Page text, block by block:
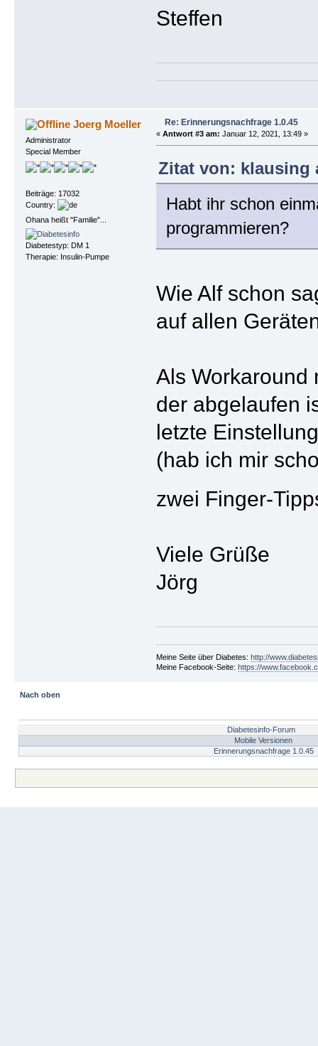
Steffen
Joerg Moeller
Administrator
Special Member
Beiträge: 17032
Country:
Ohana heißt "Familie"...
Diabetestyp: DM 1
Therapie: Insulin-Pumpe
Re: Erinnerungsnachfrage 1.0.45
« Antwort #3 am: Januar 12, 2021, 13:49 »
Zitat von: klausing
Habt ihr schon
programmieren?
Wie Alf schon
auf allen
Als Workaround
der abgelaufen
letzte
(hab ich mir
zwei Finger-
Viele Grüße
Jörg
Meine Seite über Diabetes: http://
Meine Facebook-Seite: https://
Nach oben
Diabetesinfo-Forum
Mobile Versionen
Erinnerungsnachfrage 1.0.45